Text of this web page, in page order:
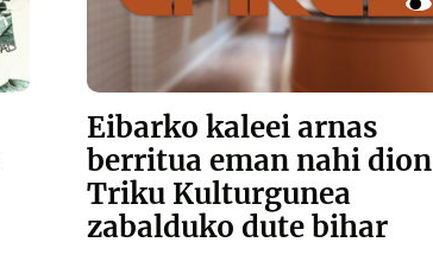
Eibarko kaleei arnas
berritua eman nahi dion
Triku Kulturgunea
zabalduko dute bihar